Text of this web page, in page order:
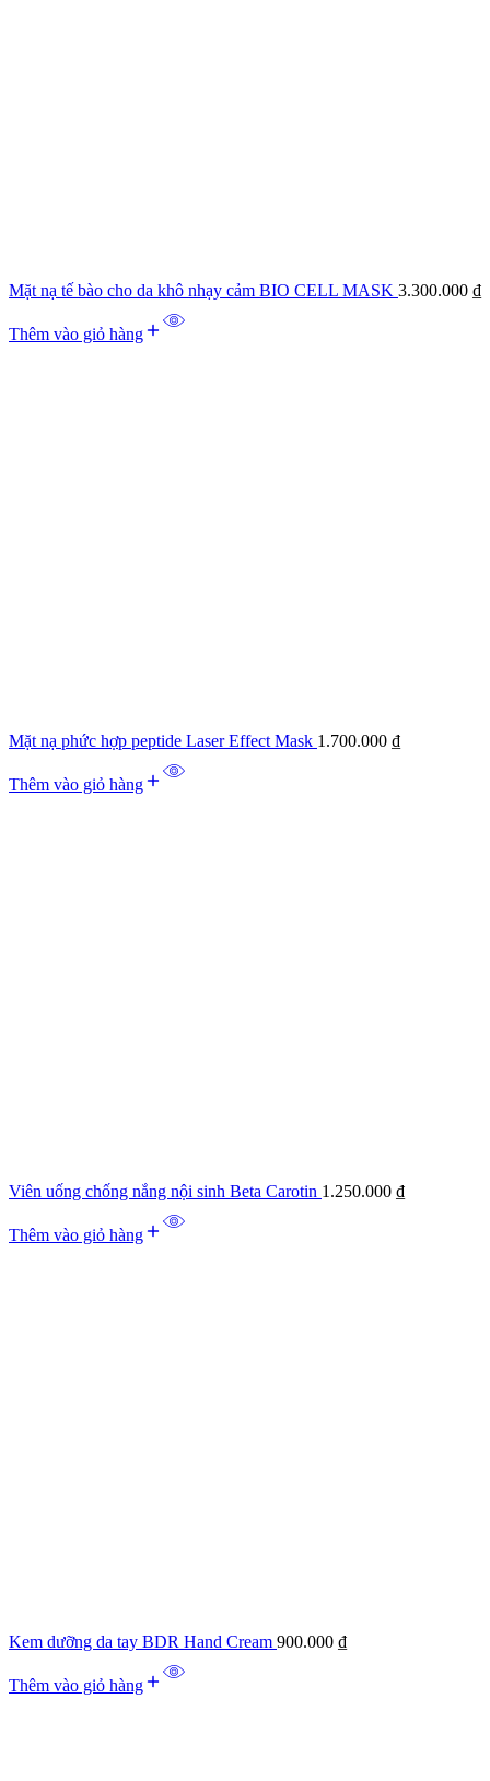
Mặt nạ tế bào cho da khô nhạy cảm BIO CELL MASK 3.300.000 ₫
Thêm vào giỏ hàng
Mặt nạ phức hợp peptide Laser Effect Mask 1.700.000 ₫
Thêm vào giỏ hàng
Viên uống chống nắng nội sinh Beta Carotin 1.250.000 ₫
Thêm vào giỏ hàng
Kem dưỡng da tay BDR Hand Cream 900.000 ₫
Thêm vào giỏ hàng